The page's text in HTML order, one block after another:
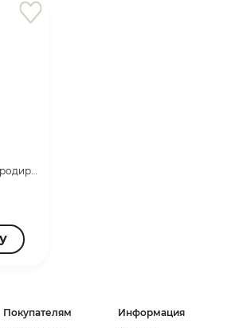
Подвеска Серебро родированное 10290.5
Информация
Покупателям